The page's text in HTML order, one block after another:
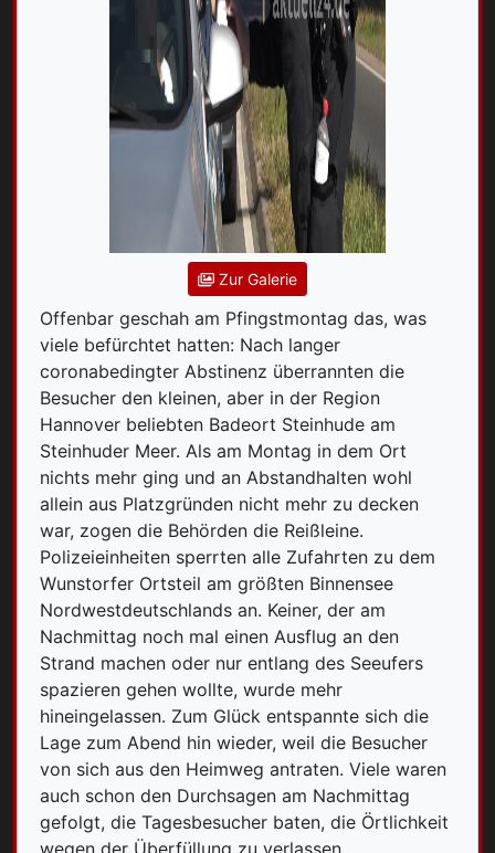
Zur Galerie
Offenbar geschah am Pfingstmontag das, was
viele befürchtet hatten: Nach langer
coronabedingter Abstinenz überrannten die
Besucher den kleinen, aber in der Region
Hannover beliebten Badeort Steinhude am
Steinhuder Meer. Als am Montag in dem Ort
nichts mehr ging und an Abstandhalten wohl
allein aus Platzgründen nicht mehr zu decken
war, zogen die Behörden die Reißleine.
Polizeieinheiten sperrten alle Zufahrten zu dem
Wunstorfer Ortsteil am größten Binnensee
Nordwestdeutschlands an. Keiner, der am
Nachmittag noch mal einen Ausflug an den
Strand machen oder nur entlang des Seeufers
spazieren gehen wollte, wurde mehr
hineingelassen. Zum Glück entspannte sich die
Lage zum Abend hin wieder, weil die Besucher
von sich aus den Heimweg antraten. Viele waren
auch schon den Durchsagen am Nachmittag
gefolgt, die Tagesbesucher baten, die Örtlichkeit